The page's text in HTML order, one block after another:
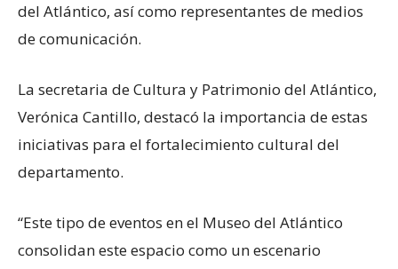
del Atlántico, así como representantes de medios
de comunicación.
La secretaria de Cultura y Patrimonio del Atlántico,
Verónica Cantillo, destacó la importancia de estas
iniciativas para el fortalecimiento cultural del
departamento.
“Este tipo de eventos en el Museo del Atlántico
consolidan este espacio como un escenario